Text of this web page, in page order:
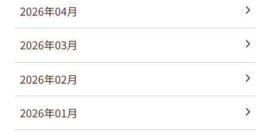
2026年04月
2026年03月
2026年02月
2026年01月